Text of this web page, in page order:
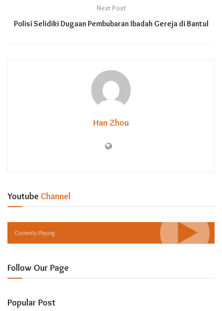
Next Post
Polisi Selidiki Dugaan Pembubaran Ibadah Gereja di Bantul
Han Zhou
Youtube Channel
Currently Playing
Follow Our Page
Popular Post